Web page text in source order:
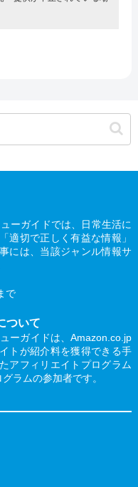
ーガイドでは、日常生活に
適切で正しく有益な情報」
には、当該ジャンル情報サ
で
ついて
ーガイドは、Amazon.co.jp
トが紹介料を獲得できる手
アフィリエイトプログラム
ラムの参加者です。